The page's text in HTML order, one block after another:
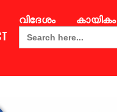
വിദേശം കായികം
Search
for: